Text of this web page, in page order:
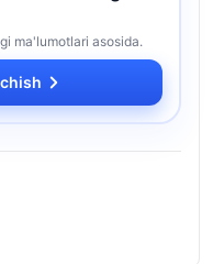
ma'lumotlari asosida.